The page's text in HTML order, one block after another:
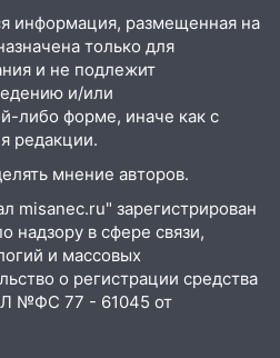
около «нового»
«Вольво»
в Ульяновской
поиски
и транспортный
ветра упали
Балтийской: в
спасатели
пожар
информация, размещенная на
только для
и не подлежит
и/или
либо форме, иначе как с
редакции.
мнение авторов.
misanec.ru" зарегистрирован
надзору в сфере связи,
и массовых
о регистрации средства
№ФС 77 - 61045 от